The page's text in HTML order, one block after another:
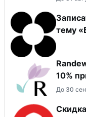
тему
10%
До 30